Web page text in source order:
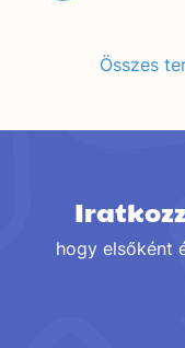
Összes
hogy elsőként